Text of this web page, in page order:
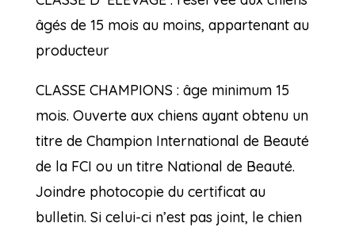
âgés de 15 mois au moins, appartenant au
producteur
CLASSE CHAMPIONS : âge minimum 15
mois. Ouverte aux chiens ayant obtenu un
titre de Champion International de Beauté
de la FCI ou un titre National de Beauté.
Joindre photocopie du certificat au
bulletin. Si celui-ci n’est pas joint, le chien